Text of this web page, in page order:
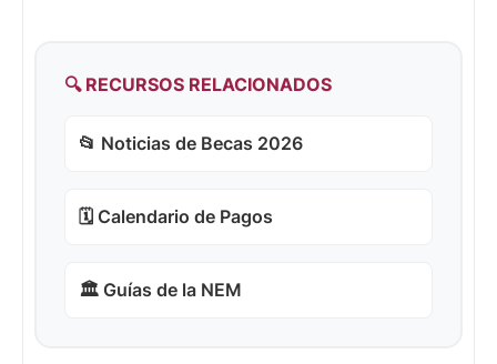
🔍 RECURSOS RELACIONADOS
📂 Noticias de Becas 2026
🗓️ Calendario de Pagos
🏛️ Guías de la NEM